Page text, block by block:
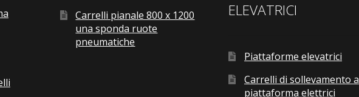
Carrelli pianale 800 x 1200
una sponda ruote
pneumatiche
ELEVATRICI
Piattaforme elevatrici
Carrelli di sollevamento a
piattaforma elettrici